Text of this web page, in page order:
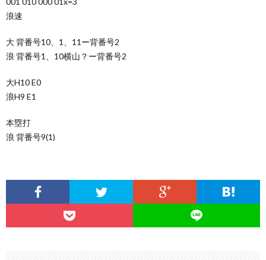
浪速
大 背番号10、1、11ー背番号2
浪 背番号1、10横山？ー背番号2
大H10 E0
浪H9 E1
本塁打
浪 背番号9(1)